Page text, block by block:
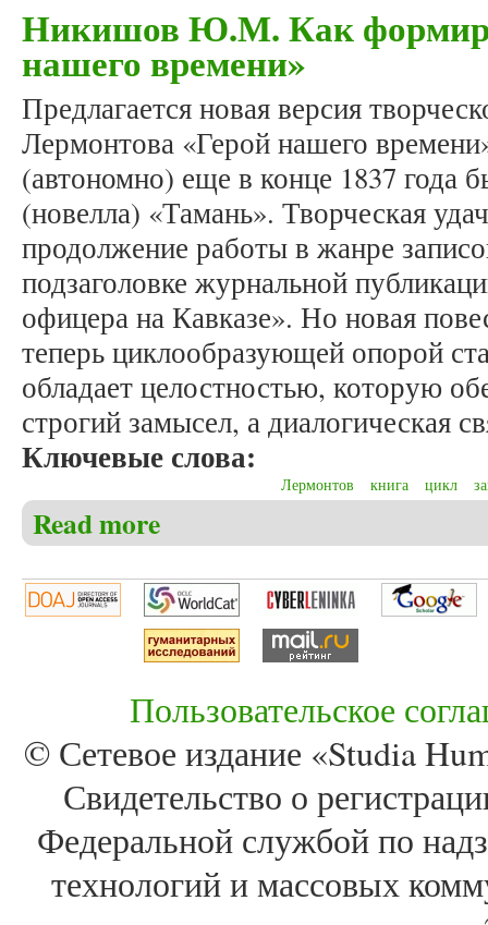
Никишов Ю.М. Как
нашего времени»
Предлагается новая версия
Лермонтова «Герой нашего
(автономно) еще в конце 1837 года
(новелла) «Тамань». Творческая
продолжение работы в жанре
подзаголовке журнальной
офицера на Кавказе». Но новая
теперь циклообразующей опорой
обладает целостностью, которую
строгий замысел, а диалогическая
Ключевые слова:
Лермонтов книга цикл
Read more
Пользовательское
© Сетевое издание «Studia
Свидетельство о
Федеральной службой по
технологий и массовых